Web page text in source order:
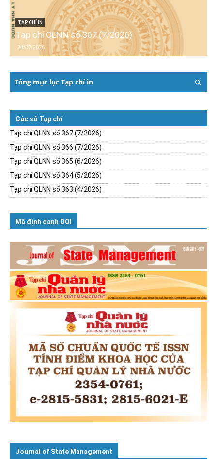
TẠP CHÍ IN
Tạp chí QLNN số 367 (7/2026)
24/07/2026
Tổng mục lục Tạp chí in
Các số Tạp chí
Tạp chí QLNN số 367 (7/2026)
Tạp chí QLNN số 366 (7/2026)
Tạp chí QLNN số 365 (6/2026)
Tạp chí QLNN số 364 (5/2026)
Tạp chí QLNN số 363 (4/2026)
Mã định danh DOI
Journal of State Management